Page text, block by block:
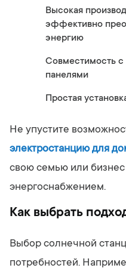
Высокая
эффективно
энергию
Совместимость
панелями
Простая
Не упустите
электростанцию для
свою семью или
энергоснабжением.
Как выбрать
Выбор солнечной
потребностей.